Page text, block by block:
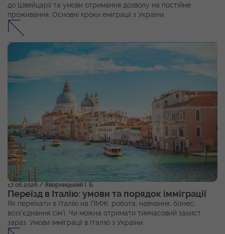
до Швейцарії та умови отримання дозволу на постійне
проживання. Основні кроки еміграції з України.
17.06.2026 / Яворницький І. Б.
Переїзд в Італію: умови та порядок імміграції
Як переїхати в Італію на ПМЖ: робота, навчання, бізнес,
возз’єднання сім’ї. Чи можна отримати тимчасовий захист
зараз. Умови імміграції в Італію з України.